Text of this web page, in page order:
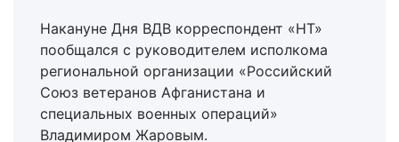
Накануне Дня ВДВ корреспондент «НТ»
пообщался с руководителем исполкома
региональной организации «Российский
Союз ветеранов Афганистана и
специальных военных операций»
Владимиром Жаровым.